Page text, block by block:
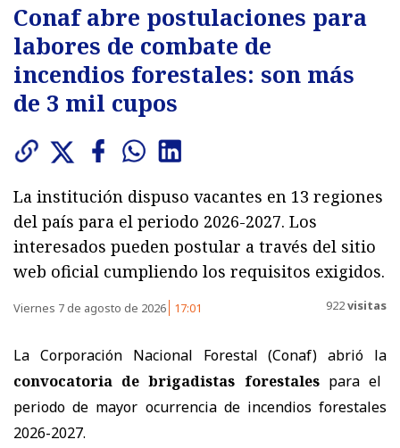
Conaf abre postulaciones para
labores de combate de
incendios forestales: son más
de 3 mil cupos
La institución dispuso vacantes en 13 regiones
del país para el periodo 2026-2027. Los
interesados pueden postular a través del sitio
web oficial cumpliendo los requisitos exigidos.
Viernes 7 de agosto de 2026 17:01 922visitas
La Corporación Nacional Forestal (Conaf) abrió la
convocatoria de brigadistas forestalespara el
periodo de mayor ocurrencia de incendios forestales
2026-2027.